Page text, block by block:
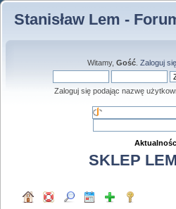
Stanisław Lem -
Witamy, Gość. Zaloguj się
Zaloguj się podając nazwę
SKLEP